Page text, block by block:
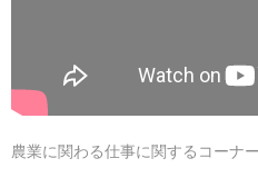
農業に関わる仕事に関するコーナー